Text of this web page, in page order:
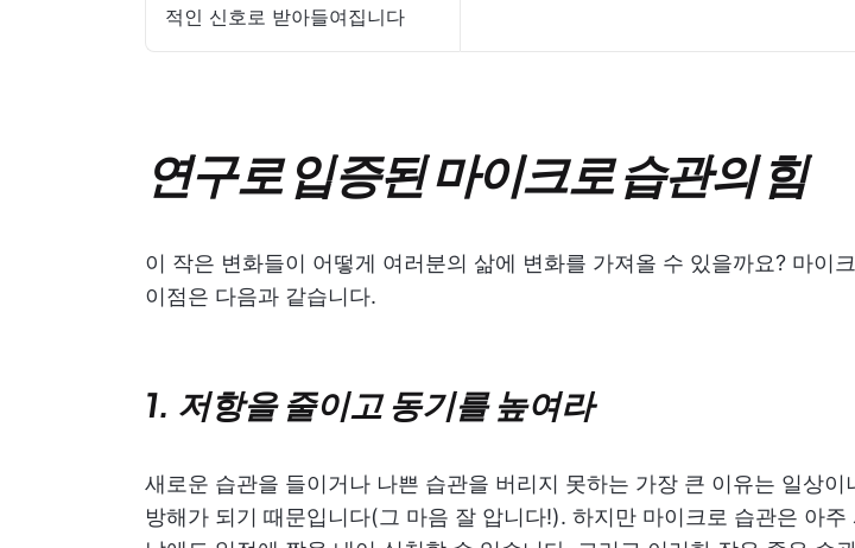
적인 신호로 받아들여집니다
연구로 입증된 마이크로 습관의 힘
이 작은 변화들이 어떻게 여러분의 삶에 변화를 가져올 수 있을까요? 마이
이점은 다음과 같습니다.
1. 저항을 줄이고 동기를 높여라
새로운 습관을 들이거나 나쁜 습관을 버리지 못하는 가장 큰 이유는 일상이
방해가 되기 때문입니다(그 마음 잘 압니다!). 하지만 마이크로 습관은 아주